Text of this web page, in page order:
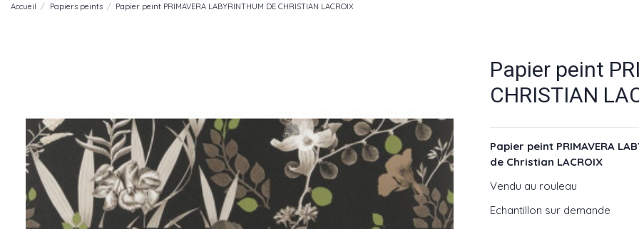
Accueil Papiers peints Papier peint PRIMAVERA LABYRINTHUM DE CHRISTIAN LACROIX
Papier peint
CHRISTIAN
Papier peint PRIMAVERA
de Christian LACROIX
Vendu au rouleau
Echantillon sur demande